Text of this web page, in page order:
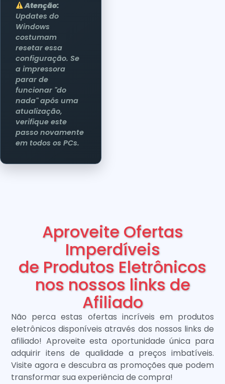
Atenção:
Updates do
Windows
costumam
resetar essa
configuração. Se
a impressora
parar de
funcionar "do
nada" após uma
atualização,
verifique este
passo novamente
em todos os PCs.
Aproveite Ofertas
Imperdíveis
de Produtos Eletrônicos
nos nossos links de
Afiliado
Não perca estas ofertas incríveis em produtos
eletrônicos disponíveis através dos nossos links de
afiliado! Aproveite esta oportunidade única para
adquirir itens de qualidade a preços imbatíveis.
Visite agora e descubra as promoções que podem
transformar sua experiência de compra!